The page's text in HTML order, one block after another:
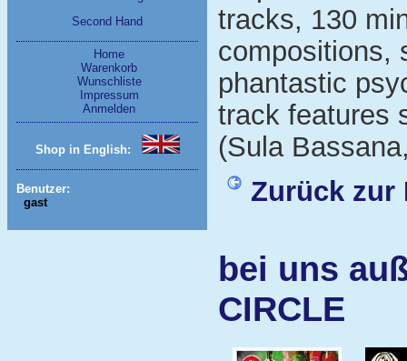
Second Hand
Home
Warenkorb
Wunschliste
Impressum
Anmelden
Shop in English:
Benutzer:
gast
tracks, 130
compositions,
phantastic
track features
(Sula
Zurück zur
bei uns
CIRCLE